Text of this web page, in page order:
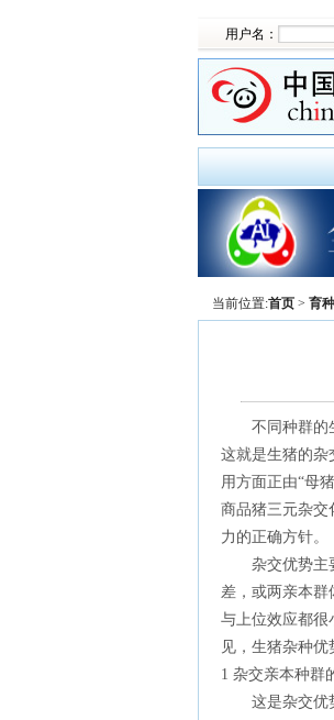
用户名：
当前位置:首页 > 育种
不同种群的生
这就是生猪的杂
用方面正由“母
商品猪三元杂交
力的正确方针。
杂交优势主要
差，或两亲本
与上位效应都很
见，生猪杂种
1 杂交亲本种群
这是杂交优势